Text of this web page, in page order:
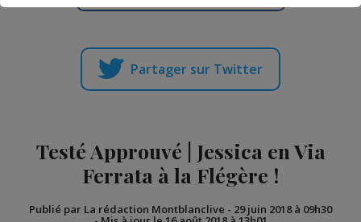
Partager sur Twitter
Testé Approuvé | Jessica en Via
Ferrata à la Flégère !
Publié par La rédaction Montblanclive - 29 juin 2018 à 09h30